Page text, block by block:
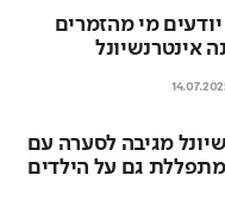
מי מהזמרים
אינטרנשיונל
מגיבה לסערה עם
גם על הילדים